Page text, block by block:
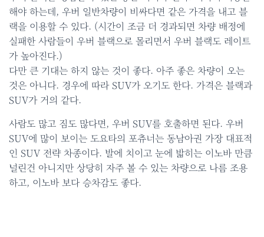
해야 하는데, 우버 일반차량이 비싸다면 같은 가격을 내고 블
랙을 이용할 수 있다. (시간이 조금 더 경과되면 차량 배정에
실패한 사람들이 우버 블랙으로 몰리면서 우버 블랙도 레이트
가 높아진다.)
다만 큰 기대는 하지 않는 것이 좋다. 아주 좋은 차량이 오는
것은 아니다. 경우에 따라 SUV가 오기도 한다. 가격은 블랙과
SUV가 거의 같다.
사람도 많고 짐도 많다면, 우버 SUV를 호출하면 된다. 우버
SUV에 많이 보이는 도요타의 포츄너는 동남아권 가장 대표적
인 SUV 전략 차종이다. 발에 치이고 눈에 밟히는 이노바 만큼
널린건 아니지만 상당히 자주 볼 수 있는 차량으로 나름 조용
하고, 이노바 보다 승차감도 좋다.